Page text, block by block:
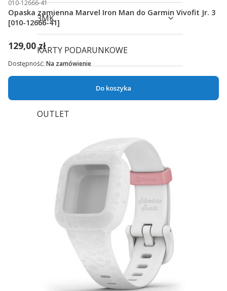
3MK
KARTY PODARUNKOWE
OUTLET
GADŻETY
SKLEPY TRIGAR
010-12666-41
Opaska zamienna Marvel Iron Man do Garmin Vivofit Jr. 3
[010-12666-41]
129,00 zł
Do koszyka
Dostępność: Na zamówienie